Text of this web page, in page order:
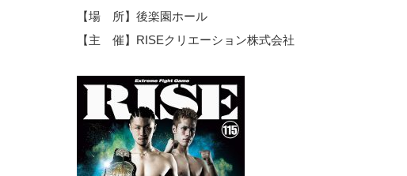
【場 所】後楽園ホール
【主 催】RISEクリエーション株式会社